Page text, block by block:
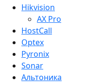
Hikvision
AX Pro
HostCall
Optex
Pyronix
Sonar
Альтоника